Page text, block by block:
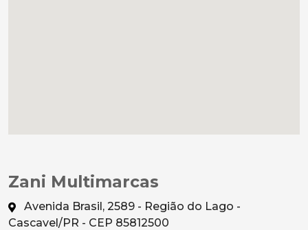
Zani Multimarcas
Avenida Brasil, 2589 - Região do Lago -
Cascavel/PR - CEP 85812500